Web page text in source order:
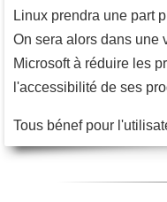
Linux prendra une part
On sera alors dans une
Microsoft à réduire les
l'accessibilité de ses
Tous bénef pour